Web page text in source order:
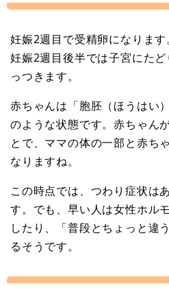
妊娠2週目で受精卵になります
妊娠2週目後半では子宮にた
っつきます。
赤ちゃんは「胞胚（ほうはい
のような状態です。赤ちゃん
とで、ママの体の一部と赤ち
なりますね。
この時点では、つわり症状は
す。でも、早い人は女性ホル
したり、「普段とちょっと違
るそうです。